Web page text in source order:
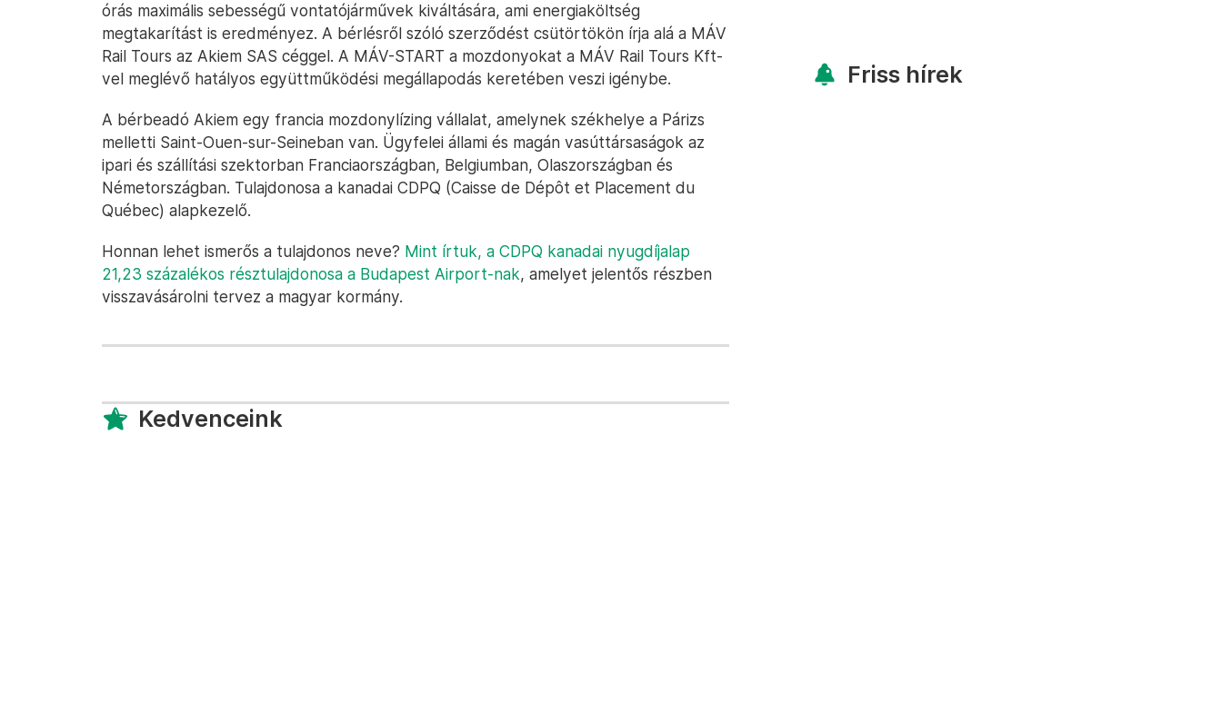
órás maximális sebességű vontatójárművek kiváltására, ami energiaköltség
megtakarítást is eredményez. A bérlésről szóló szerződést csütörtökön írja alá a MÁV
Rail Tours az Akiem SAS céggel. A MÁV-START a mozdonyokat a MÁV Rail Tours Kft-
vel meglévő hatályos együttműködési megállapodás keretében veszi igénybe.
A bérbeadó Akiem egy francia mozdonylízing vállalat, amelynek székhelye a Párizs
melletti Saint-Ouen-sur-Seineban van. Ügyfelei állami és magán vasúttársaságok az
ipari és szállítási szektorban Franciaországban, Belgiumban, Olaszországban és
Németországban. Tulajdonosa a kanadai CDPQ (Caisse de Dépôt et Placement du
Québec) alapkezelő.
Honnan lehet ismerős a tulajdonos neve? Mint írtuk, a CDPQ kanadai nyugdíjalap
21,23 százalékos résztulajdonosa a Budapest Airport-nak, amelyet jelentős részben
visszavásárolni tervez a magyar kormány.
Kedvenceink
Friss hírek